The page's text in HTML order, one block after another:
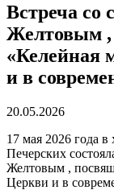
Встреча
Желтовым ,
«Келейная
и в
20.05.2026
17 мая 2026 года
Печерских
Желтовым ,
Церкви и в